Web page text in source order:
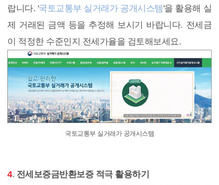
랍니다. '국토교통부 실거래가 공개시스템'을 활용해 실
제 거래된 금액 등을 추정해 보시기 바랍니다. 전세금
이 적정한 수준인지 전세가율을 검토해보세요.
국토교통부 실거래가 공개시스템
4. 전세보증금반환보증 적극 활용하기